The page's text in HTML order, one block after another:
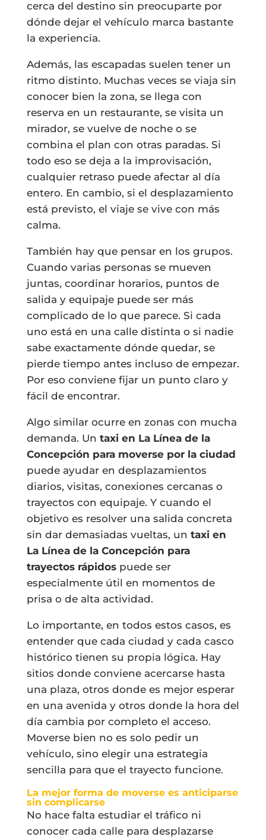
cerca del destino sin preocuparte por
dónde dejar el vehículo marca bastante
la experiencia.
Además, las escapadas suelen tener un
ritmo distinto. Muchas veces se viaja sin
conocer bien la zona, se llega con
reserva en un restaurante, se visita un
mirador, se vuelve de noche o se
combina el plan con otras paradas. Si
todo eso se deja a la improvisación,
cualquier retraso puede afectar al día
entero. En cambio, si el desplazamiento
está previsto, el viaje se vive con más
calma.
También hay que pensar en los grupos.
Cuando varias personas se mueven
juntas, coordinar horarios, puntos de
salida y equipaje puede ser más
complicado de lo que parece. Si cada
uno está en una calle distinta o si nadie
sabe exactamente dónde quedar, se
pierde tiempo antes incluso de empezar.
Por eso conviene fijar un punto claro y
fácil de encontrar.
Algo similar ocurre en zonas con mucha
demanda. Un taxi en La Línea de la
Concepción para moverse por la ciudad
puede ayudar en desplazamientos
diarios, visitas, conexiones cercanas o
trayectos con equipaje. Y cuando el
objetivo es resolver una salida concreta
sin dar demasiadas vueltas, un taxi en
La Línea de la Concepción para
trayectos rápidospuede ser
especialmente útil en momentos de
prisa o de alta actividad.
Lo importante, en todos estos casos, es
entender que cada ciudad y cada casco
histórico tienen su propia lógica. Hay
sitios donde conviene acercarse hasta
una plaza, otros donde es mejor esperar
en una avenida y otros donde la hora del
día cambia por completo el acceso.
Moverse bien no es solo pedir un
vehículo, sino elegir una estrategia
sencilla para que el trayecto funcione.
La mejor forma de moverse es anticiparse
sin complicarse
No hace falta estudiar el tráfico ni
conocer cada calle para desplazarse